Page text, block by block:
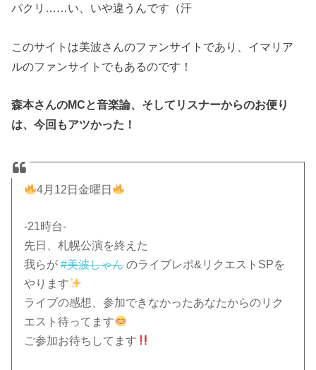
パクリ……い、いや違うんです（汗
このサイトは美波さんのファンサイトであり、イマリア
ルのファンサイトでもあるのです！
森本さんのMCと音楽論、そしてリスナーからのお便り
は、今回もアツかった！
4月12日金曜日
-21時台-
先日、札幌公演を終えた
我らが#美波しゃん のライブレポ&リクエストSPを
やります
ライブの感想、参加できなかったあなたからのリク
エスト待ってます
ご参加お待ちしてます